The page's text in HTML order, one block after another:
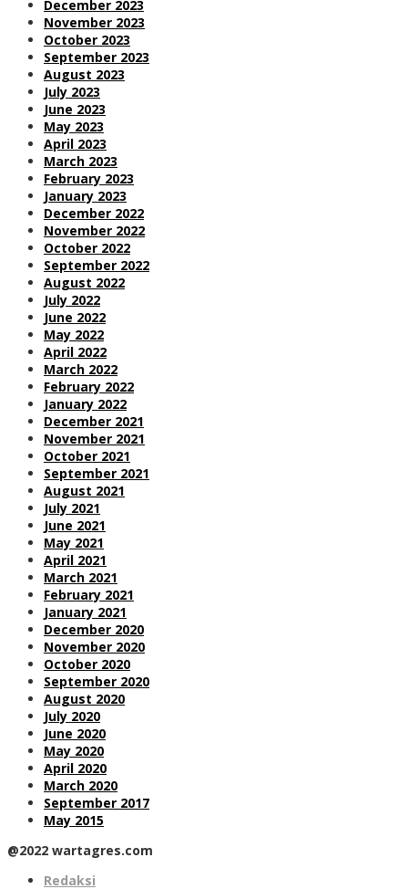
December 2023
November 2023
October 2023
September 2023
August 2023
July 2023
June 2023
May 2023
April 2023
March 2023
February 2023
January 2023
December 2022
November 2022
October 2022
September 2022
August 2022
July 2022
June 2022
May 2022
April 2022
March 2022
February 2022
January 2022
December 2021
November 2021
October 2021
September 2021
August 2021
July 2021
June 2021
May 2021
April 2021
March 2021
February 2021
January 2021
December 2020
November 2020
October 2020
September 2020
August 2020
July 2020
June 2020
May 2020
April 2020
March 2020
September 2017
May 2015
@2022 wartagres.com
Redaksi